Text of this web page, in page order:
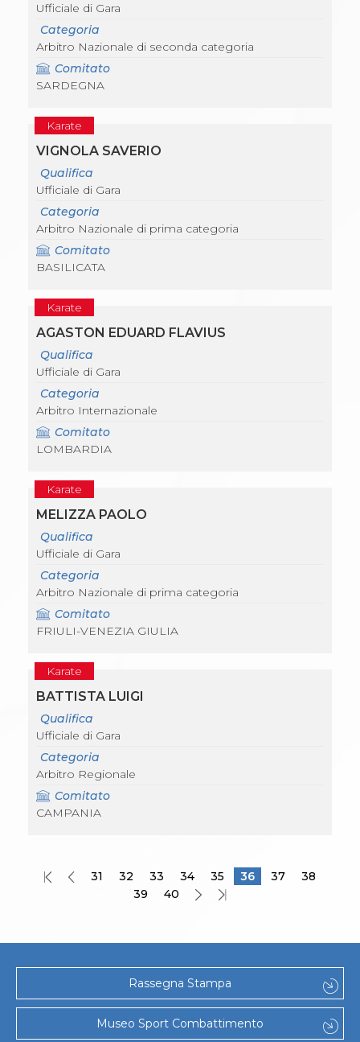
Ufficiale di Gara
Categoria
Arbitro Nazionale di seconda categoria
Comitato
SARDEGNA
Karate
VIGNOLA SAVERIO
Qualifica
Ufficiale di Gara
Categoria
Arbitro Nazionale di prima categoria
Comitato
BASILICATA
Karate
AGASTON EDUARD FLAVIUS
Qualifica
Ufficiale di Gara
Categoria
Arbitro Internazionale
Comitato
LOMBARDIA
Karate
MELIZZA PAOLO
Qualifica
Ufficiale di Gara
Categoria
Arbitro Nazionale di prima categoria
Comitato
FRIULI-VENEZIA GIULIA
Karate
BATTISTA LUIGI
Qualifica
Ufficiale di Gara
Categoria
Arbitro Regionale
Comitato
CAMPANIA
31 32 33 34 35 36 37
38
39
40
Rassegna Stampa
Museo Sport Combattimento